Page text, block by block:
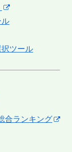
ル
ツール
合ランキング